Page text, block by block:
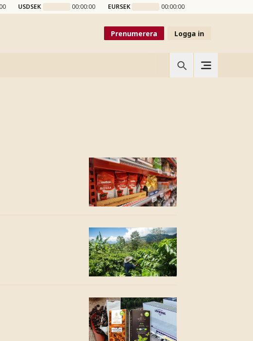
USDSEK 00:00:00 EURSEK 00:00:00
Prenumerera Logga in